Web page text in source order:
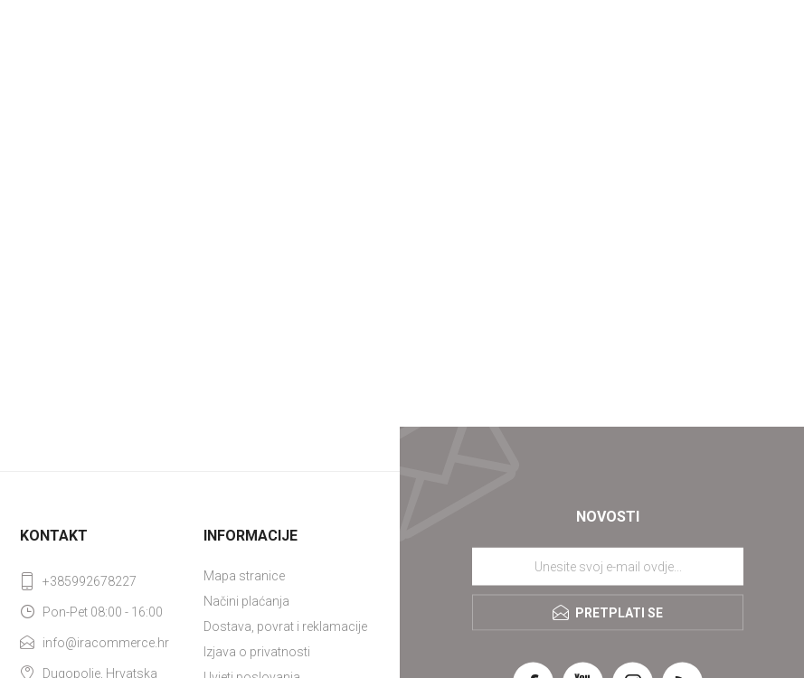
NOVOSTI
PRETPLATI SE
KONTAKT
+385992678227
Pon-Pet 08:00 - 16:00
info@iracommerce.hr
Dugopolje, Hrvatska
INFORMACIJE
Mapa stranice
Načini plaćanja
Dostava, povrat i reklamacije
Izjava o privatnosti